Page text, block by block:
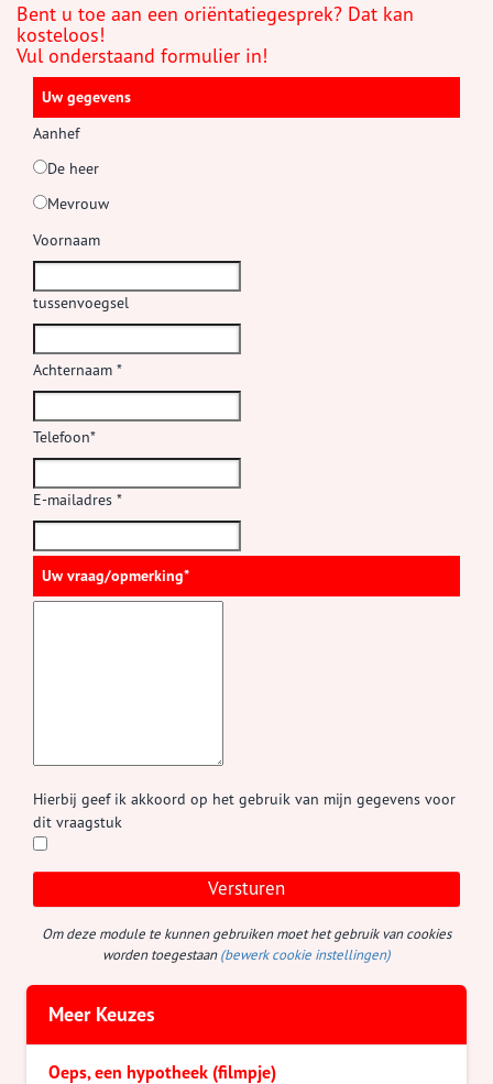
Bent u toe aan een oriëntatiegesprek? Dat kan
kosteloos!
Vul onderstaand formulier in!
Uw gegevens
Aanhef
De heer
Mevrouw
Voornaam
tussenvoegsel
Achternaam *
Telefoon*
E-mailadres *
Uw vraag/opmerking*
Hierbij geef ik akkoord op het gebruik van mijn gegevens voor
dit vraagstuk
Versturen
Om deze module te kunnen gebruiken moet het gebruik van cookies
worden toegestaan(bewerk cookie instellingen)
Meer Keuzes
Oeps, een hypotheek (filmpje)